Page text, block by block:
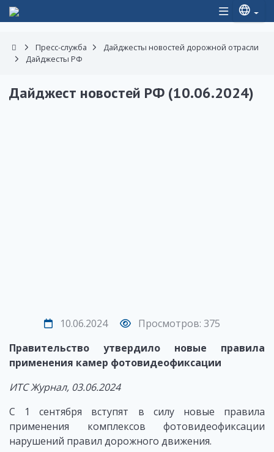
Пресс-служба
Дайджесты новостей дорожной отрасли
Дайджесты РФ
Дайджест новостей РФ (10.06.2024)
10.06.2024
Просмотров: 375
Правительство утвердило новые правила
применения камер фотовидеофиксации
ИТС Журнал, 03.06.2024
С 1 сентября вступят в силу новые правила
применения комплексов фотовидеофиксации
нарушений правил дорожного движения.